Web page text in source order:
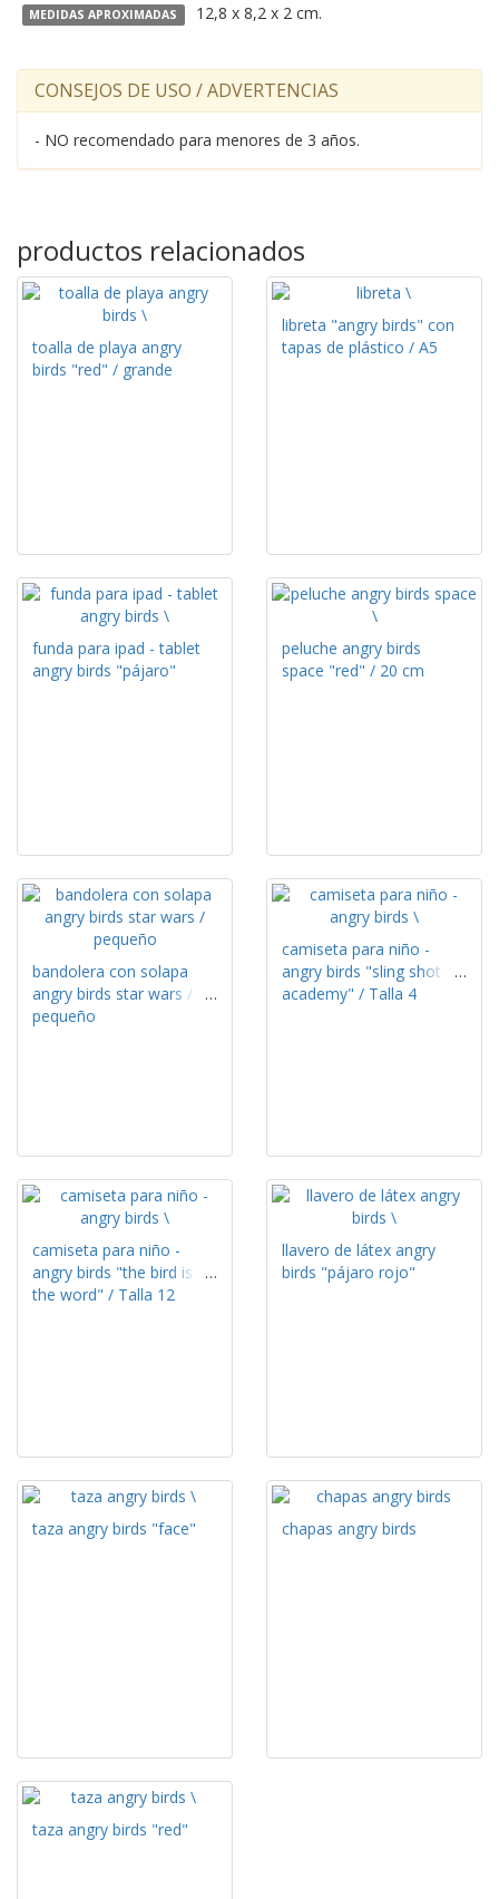
MEDIDAS APROXIMADAS 12,8 x 8,2 x 2 cm.
CONSEJOS DE USO / ADVERTENCIAS
- NO recomendado para menores de 3 años.
productos relacionados
toalla de playa angry
birds "red" / grande
libreta "angry birds" con
tapas de plástico / A5
funda para ipad - tablet
angry birds "pájaro"
peluche angry birds
space "red" / 20 cm
bandolera con solapa
angry birds star wars /
pequeño
camiseta para niño -
angry birds "sling shot
academy" / Talla 4
camiseta para niño -
angry birds "the bird is
the word" / Talla 12
llavero de látex angry
birds "pájaro rojo"
taza angry birds "face" chapas angry birds
taza angry birds "red"